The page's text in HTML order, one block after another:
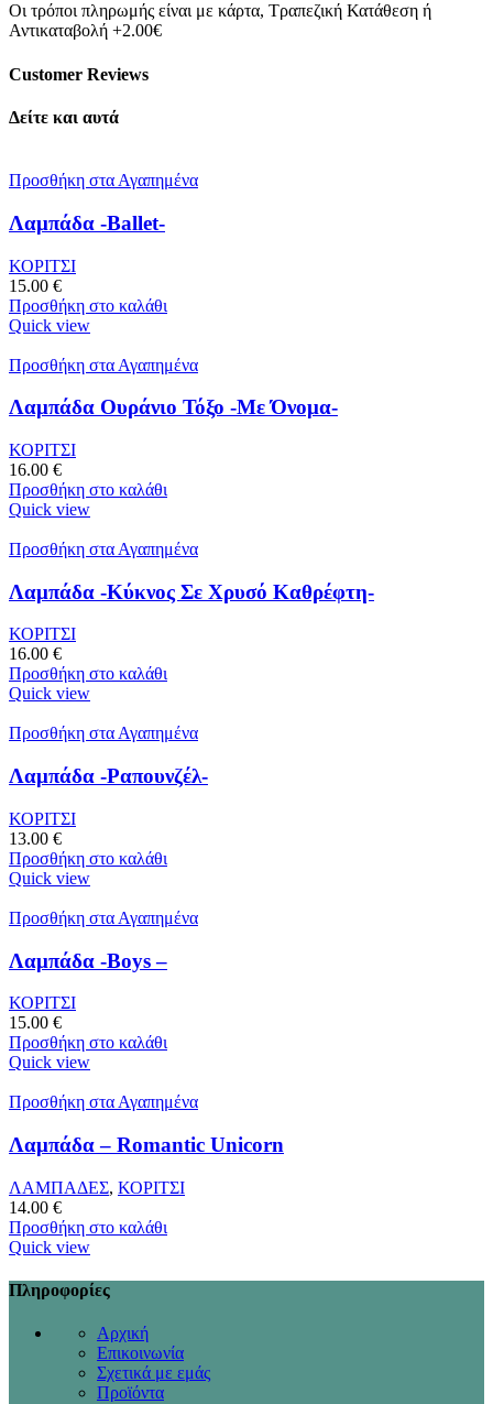
Οι τρόποι πληρωμής είναι με κάρτα, Τραπεζική Κατάθεση ή
Αντικαταβολή +2.00€
Customer Reviews
Δείτε και αυτά
Προσθήκη στα Αγαπημένα
Λαμπάδα -Ballet-
ΚΟΡΙΤΣΙ
15.00 €
Προσθήκη στο καλάθι
Quick view
Προσθήκη στα Αγαπημένα
Λαμπάδα Ουράνιο Τόξο -Με Όνομα-
ΚΟΡΙΤΣΙ
16.00 €
Προσθήκη στο καλάθι
Quick view
Προσθήκη στα Αγαπημένα
Λαμπάδα -Κύκνος Σε Χρυσό Καθρέφτη-
ΚΟΡΙΤΣΙ
16.00 €
Προσθήκη στο καλάθι
Quick view
Προσθήκη στα Αγαπημένα
Λαμπάδα -Ραπουνζέλ-
ΚΟΡΙΤΣΙ
13.00 €
Προσθήκη στο καλάθι
Quick view
Προσθήκη στα Αγαπημένα
Λαμπάδα -Boys –
ΚΟΡΙΤΣΙ
15.00 €
Προσθήκη στο καλάθι
Quick view
Προσθήκη στα Αγαπημένα
Λαμπάδα – Romantic Unicorn
ΛΑΜΠΑΔΕΣ, ΚΟΡΙΤΣΙ
14.00 €
Προσθήκη στο καλάθι
Quick view
Πληροφορίες
Αρχική
Επικοινωνία
Σχετικά με εμάς
Προϊόντα